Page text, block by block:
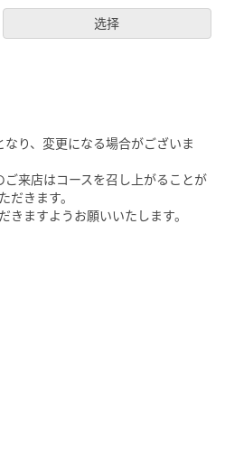
选择
り、変更になる場合がございま
来店はコースを召し上がることが
だきます。
きますようお願いいたします。